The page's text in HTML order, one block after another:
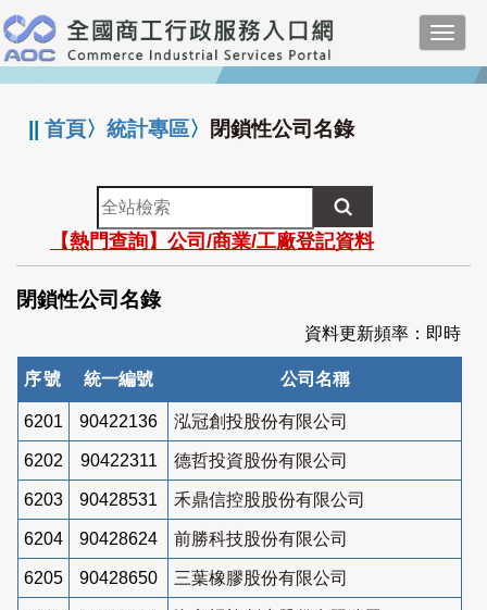
跳
到
主
要
:::
||首頁〉統計專區〉 閉鎖性公司名錄
全
站
檢
索
【熱門查詢】公司/商業/工廠登記資料
閉鎖性公司名錄
資料更新頻率：即時
序號 統一編號 公司名稱
6201 90422136 泓冠創投股份有限公司
6202 90422311 德哲投資股份有限公司
6203 90428531 禾鼎信控股股份有限公司
6204 90428624 前勝科技股份有限公司
6205 90428650 三葉橡膠股份有限公司